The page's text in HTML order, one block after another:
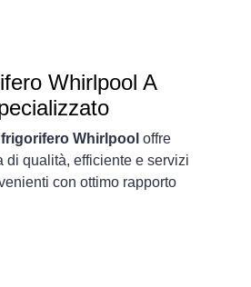
Whirlpool A
Whirlpool offre
di qualità, efficiente e servizi
con ottimo rapporto